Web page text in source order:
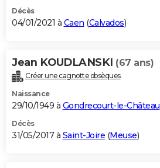
Décès
04/01/2021 à Caen (Calvados)
Jean KOUDLANSKI (67 ans)
Créer une cagnotte obsèques
Naissance
29/10/1949 à Gondrecourt-le-Château
Décès
31/05/2017 à Saint-Joire (Meuse)